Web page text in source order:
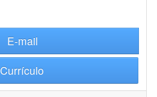
E-mail
Currículo